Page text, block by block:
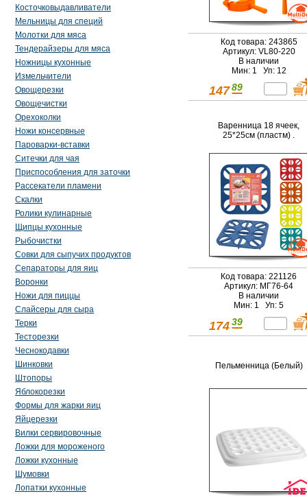
Косточковыдавливатели
Мельницы для специй
Молотки для мяса
Тендерайзеры для мяса
Ножницы кухонные
Измельчители
Овощерезки
Овощечистки
Орехоколки
Ножи консервные
Пароварки-вставки
Ситечки для чая
Приспособления для заточки
Рассекатели пламени
Скалки
Ролики кулинарные
Щипцы кухонные
Рыбочистки
Совки для сыпучих продуктов
Сепараторы для яиц
Воронки
Ножи для пиццы
Слайсеры для сыра
Терки
Тесторезки
Чеснокодавки
Шинковки
Штопоры
Яблокорезки
Формы для жарки яиц
Яйцерезки
Вилки сервировочные
Ложки для мороженого
Ложки кухонные
Шумовки
Лопатки кухонные
Код товара: 243865
Артикул: VL80-220
В наличии
Мин: 1 Уп: 12
147 89
Варенница 18 ячеек,
25*25см (пластм) .
Код товара: 221126
Артикул: МГ76-64
В наличии
Мин: 1 Уп: 5
174 39
Пельменница (Белый)